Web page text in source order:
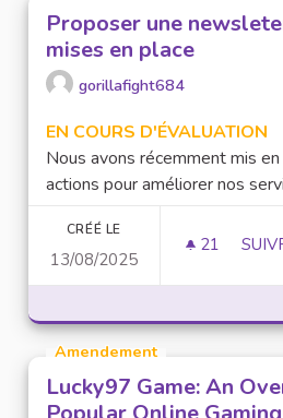
Proposer une
mises en place
gorillafight684
EN COURS D'ÉVALUATION
Nous avons récemment mis
actions pour améliorer nos
CRÉÉ LE
13/08/2025
21 21
Amendement
Lucky97 Game: An